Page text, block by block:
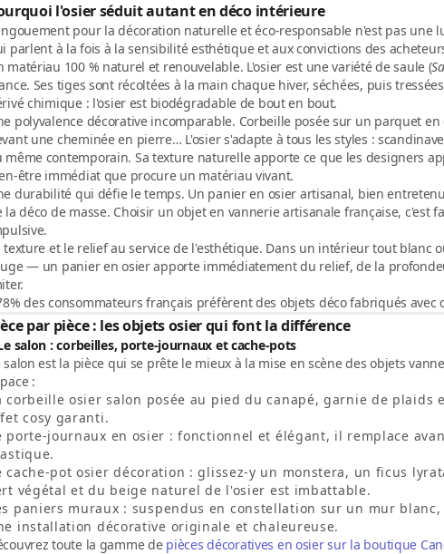
l'osier séduit autant en déco intérieure
pour ladécoration naturelle et éco-responsable n'est pas une
parlent à la fois à la sensibilité esthétique et aux convictions des
matériau 100 % naturel et renouvelable. L'osier est une variété de saule (
Ses tiges sont récoltées à la main chaque hiver, séchées, puis
chimique : l'osier est biodégradable de bout en bout.
polyvalence décorative incomparable. Corbeille posée sur un parquet
une cheminée en pierre… L'osier s'adapte à tous les styles :
même contemporain. Sa texture naturelle apporte ce que les designers
être immédiat que procure un matériau vivant.
durabilité qui défie le temps. Un panier en osier artisanal, bien
la déco de masse. Choisir un objet en vannerie artisanale française, c'est
texture et le relief au service de l'esthétique. Dans un intérieur tout blanc
— un panier en osier apporte immédiatement du relief, de la
des consommateurs français préfèrent des objets déco fabriqués avec
par pièce : les objets osier qui font la différence
salon : corbeilles, porte-journaux et cache-pots
salon est la pièce qui se prête le mieux à la mise en scène desobjets
:
corbeille osier salon posée au pied du canapé, garnie de
cosy garanti.
porte-journaux en osier : fonctionnel et élégant, il remplace
cache-pot osier décoration : glissez-y un monstera, un ficus
végétal et du beige naturel de l'osier est imbattable.
paniers muraux : suspendus en constellation sur un mur
installation décorative originale et chaleureuse.
toute la gamme de pièces décoratives en osier sur la boutique